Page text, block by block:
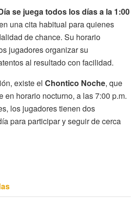
se juega todos los días a la 1:00
una cita habitual para quienes
de chance. Su horario
jugadores organizar su
al resultado con facilidad.
existe el Chontico Noche, que
en horario nocturno, a las 7:00 p.m.
los jugadores tienen dos
para participar y seguir de cerca